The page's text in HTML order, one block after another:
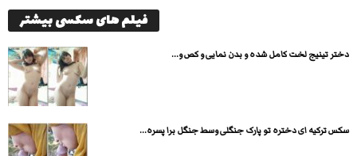
فیلم های سکسی بیشتر
دختر تینیج لخت کامل شده و بدن نمایی و کص و...
سکس ترکیه ای دختره تو پارک جنگلی وسط جنگل برا پسره...